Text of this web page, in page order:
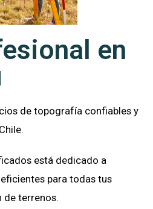
en
de topografía confiables y
Chile.
está dedicado a
para todas tus
de terrenos.